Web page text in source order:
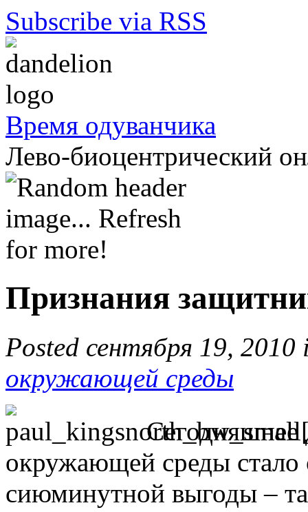
Subscribe via RSS
Время одуванчика
Лево-биоцентрический
Признания
Posted сентября 19,
окружающей среды
Сегодняшнее
окружающей среды стало
сиюминутной выгоды –